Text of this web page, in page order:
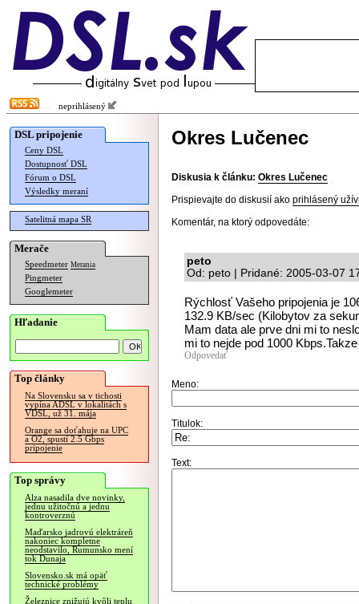
neprihlásený
DSL pripojenie
Ceny DSL
Dostupnosť DSL
Fórum o DSL
Výsledky meraní
Satelitná mapa SR
Merače
Speedmeter Merania
Pingmeter
Googlemeter
Hľadanie
Top články
Na Slovensku sa v tichosti
vypína ADSL v lokalitách s
VDSL, už 31. mája
Orange sa doťahuje na UPC
a O2, spustí 2.5 Gbps
pripojenie
Top správy
Alza nasadila dve novinky,
jednu užitočnú a jednu
kontroverznú
Maďarsko jadrovú elektráreň
nakoniec kompletne
neodstavilo, Rumunsko mení
tok Dunaja
Slovensko.sk má opäť
technické problémy
Železnice znižujú kvôli teplu
Okres Lučenec
Diskusia k článku: Okres Lučenec
Prispievajte do diskusií ako prihlásený
Komentár, na ktorý odpovedáte:
peto
Od: peto | Pridané: 2005-03-07
Rýchlosť Vašeho pripojenia je
132.9 KB/sec (Kilobytov za
Mam data ale prve dni mi to
mi to nejde pod 1000
Odpovedať
Meno:
Titulok:
Text: